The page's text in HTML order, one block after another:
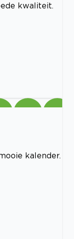
kwaliteit.
kalender.